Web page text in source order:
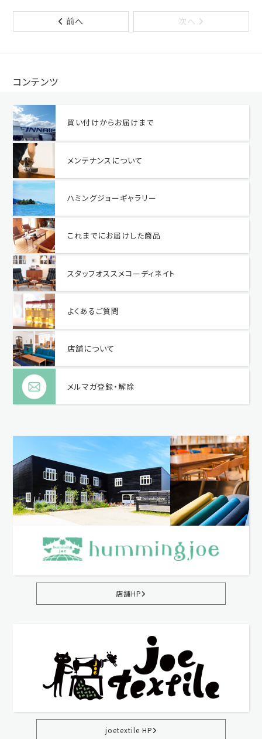
前へ 次へ
コンテンツ
買い付けからお届けまで
メンテナンスについて
ハミングジョーギャラリー
これまでにお届けした商品
スタッフオススメコーディネイト
よくあるご質問
店舗について
メルマガ登録・解除
店舗HP
joetextile HP